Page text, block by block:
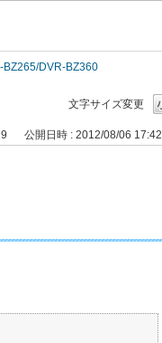
BZ265/DVR-BZ360
文字サイズ変更
公開日時 : 2012/08/06 17:42